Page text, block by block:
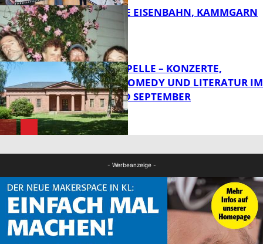
FB Kultur
FB Kultur
DIE HÖCHSTE EISENBAHN, KAMMGARN
FRIEDENSKAPELLE – KONZERTE,
KABARETT, COMEDY UND LITERATUR IM
AUGUST UND SEPTEMBER
- Werbeanzeige -